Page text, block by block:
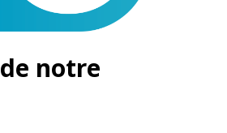
notre